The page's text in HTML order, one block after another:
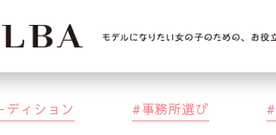
ディション 事務所選び